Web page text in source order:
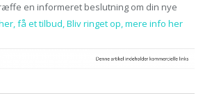
en informeret beslutning om din nye
få et tilbud, Bliv ringet op, mere info her